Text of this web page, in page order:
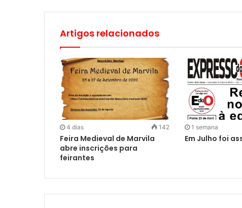
Artigos relacionados
4 dias 142
Feira Medieval de Marvila
abre inscrições para
feirantes
1 semana
Em Julho foi